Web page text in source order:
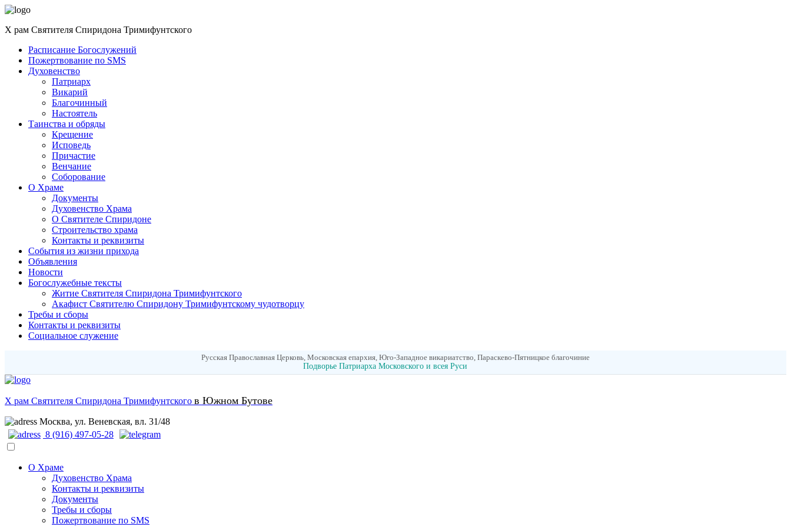
Перейти
содержанию
Х рам Святителя Спиридона Тримифунтского
Расписание Богослужений
Пожертвование по SMS
Духовенство
Патриарх
Викарий
Благочинный
Настоятель
Таинства и обряды
Крещение
Исповедь
Причастие
Венчание
Соборование
О Храме
Документы
Духовенство Храма
О Святителе Спиридоне
Строительство храма
Контакты и реквизиты
События из жизни прихода
Объявления
Новости
Богослужебные тексты
Житие Cвятителя Спиридона Тримифунтского
Акафист Cвятителю Спиридону Тримифунтскому чудотворцу
Требы и сборы
Контакты и реквизиты
Социальное служение
Русская Православная Церковь, Московская епархия, Юго-Западное викариатство, Параскево-Пятницкое благочиние
Подворье Патриарха Московского и всея Руси
Х рам Святителя Спиридона Тримифунтского в Южном Бутове
Москва, ул. Веневская, вл. 31/48
8 (916) 497-05-28
О Храме
Духовенство Храма
Контакты и реквизиты
Документы
Требы и сборы
Пожертвование по SMS